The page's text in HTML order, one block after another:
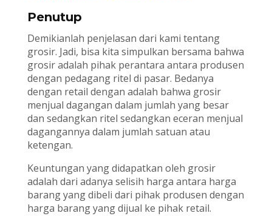
Penutup
Demikianlah penjelasan dari kami tentang
grosir. Jadi, bisa kita simpulkan bersama bahwa
grosir adalah pihak perantara antara produsen
dengan pedagang ritel di pasar. Bedanya
dengan retail dengan adalah bahwa grosir
menjual dagangan dalam jumlah yang besar
dan sedangkan ritel sedangkan eceran menjual
dagangannya dalam jumlah satuan atau
ketengan.
Keuntungan yang didapatkan oleh grosir
adalah dari adanya selisih harga antara harga
barang yang dibeli dari pihak produsen dengan
harga barang yang dijual ke pihak retail.